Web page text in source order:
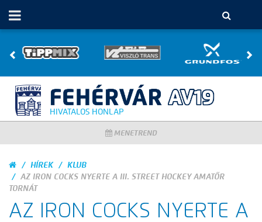
HIVATALOS HONLAP
MENETREND
HÍREK
KLUB
AZ IRON COCKS NYERTE A III. STREET HOCKEY AMATŐR
TORNÁT
AZ IRON COCKS NYERTE A